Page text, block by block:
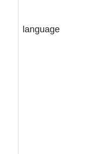
language